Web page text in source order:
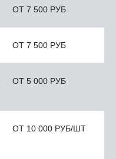
ОТ 7 500 РУБ
ОТ 7 500 РУБ
ОТ 5 000 РУБ
ОТ 10 000 РУБ/ШТ